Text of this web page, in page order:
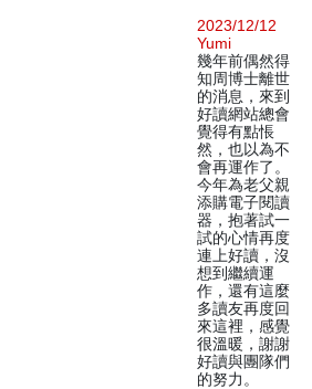
2023/12/12
Yumi
幾年前偶然得
知周博士離世
的消息，來到
好讀網站總會
覺得有點悵
然，也以為不
會再運作了。
今年為老父親
添購電子閱讀
器，抱著試一
試的心情再度
連上好讀，沒
想到繼續運
作，還有這麼
多讀友再度回
來這裡，感覺
很溫暖，謝謝
好讀與團隊們
的努力。